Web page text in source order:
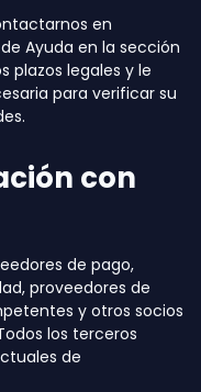
en
Ayuda en la sección
plazos legales y le
para verificar su
con
de pago,
proveedores de
y otros socios
los terceros
de